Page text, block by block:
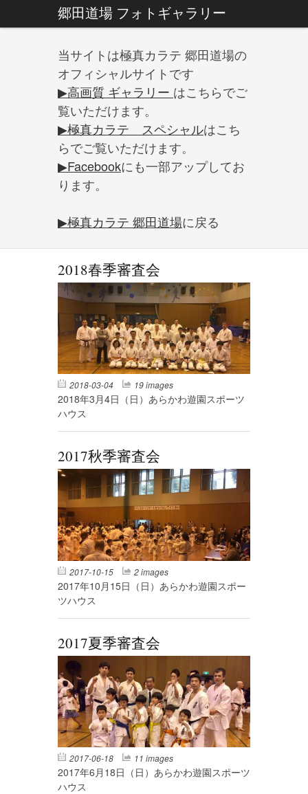
郷田道場 フォトギャラリー
当サイトは極真カラテ 郷田道場の
オフィシャルサイトです
▶高画質 ギャラリー はこちらでご
覧いただけます。
▶極真カラテ スペシャルはこち
らでご覧いただけます。
▶Facebookにも一部アップしてお
ります。
▶極真カラテ 郷田道場に戻る
2018春季審査会
2018-03-04 19 images
2018年3月4日（日）あらかわ遊園スポーツ
ハウス
2017秋季審査会
2017-10-15 2 images
2017年10月15日（日）あらかわ遊園スポー
ツハウス
2017夏季審査会
2017-06-18 11 images
2017年6月18日（日）あらかわ遊園スポーツ
ハウス